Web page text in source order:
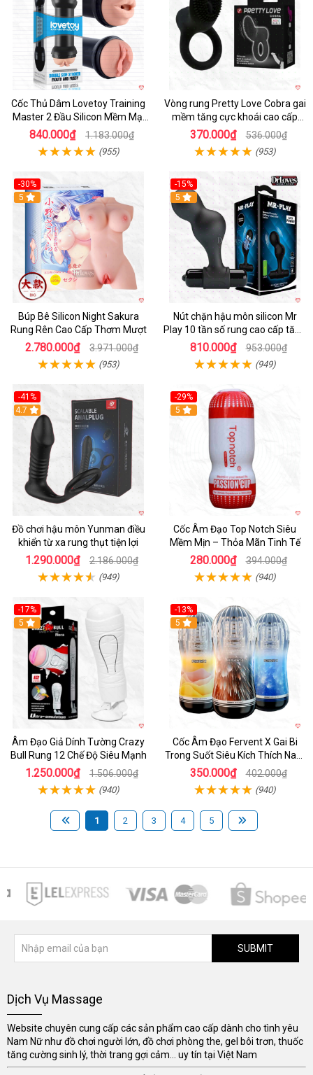
Cốc Thủ Dâm Lovetoy Training
Master 2 Đầu Silicon Mềm Mại
Tiện Lợi
840.000₫ 1.183.000₫
(955)
Vòng rung Pretty Love Cobra gai
mềm tăng cực khoái cao cấp
chính hãng
370.000₫ 536.000₫
(953)
-30%
Hot
5
Búp Bê Silicon Night Sakura
Rung Rên Cao Cấp Thơm Mượt
2.780.000₫ 3.971.000₫
(953)
-15%
Hot
5
Nút chặn hậu môn silicon Mr
Play 10 tần số rung cao cấp tăng
khoái cảm
810.000₫ 953.000₫
(949)
-41%
Hot
4.7
Đồ chơi hậu môn Yunman điều
khiển từ xa rung thụt tiện lợi
1.290.000₫ 2.186.000₫
(949)
-29%
5
Cốc Âm Đạo Top Notch Siêu
Mềm Mịn – Thỏa Mãn Tinh Tế
280.000₫ 394.000₫
(940)
-17%
5
Âm Đạo Giả Dính Tường Crazy
Bull Rung 12 Chế Độ Siêu Mạnh
1.250.000₫ 1.506.000₫
(940)
-13%
Hot
5
Cốc Âm Đạo Fervent X Gai Bi
Trong Suốt Siêu Kích Thích Nam
Giới
350.000₫ 402.000₫
(940)
1 2 3 4 5
SUBMIT
Dịch Vụ Massage
Website chuyên cung cấp các sản phẩm cao cấp dành cho tình yêu
Nam Nữ như đồ chơi người lớn, đồ chơi phòng the, gel bôi trơn, thuốc
tăng cường sinh lý, thời trang gợi cảm... uy tín tại Việt Nam